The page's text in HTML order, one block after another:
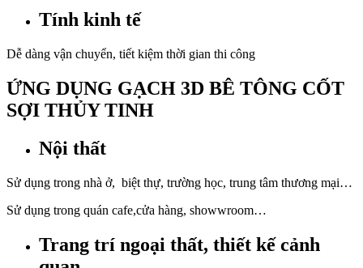
Tính kinh tế
Dễ dàng vận chuyển, tiết kiệm thời gian thi công
ỨNG DỤNG GẠCH 3D BÊ TÔNG CỐT
SỢI THỦY TINH
Nội thất
Sử dụng trong nhà ở, biệt thự, trường học, trung tâm thương mại…
Sử dụng trong quán cafe,cửa hàng, showwroom…
Trang trí ngoại thất, thiết kế cảnh